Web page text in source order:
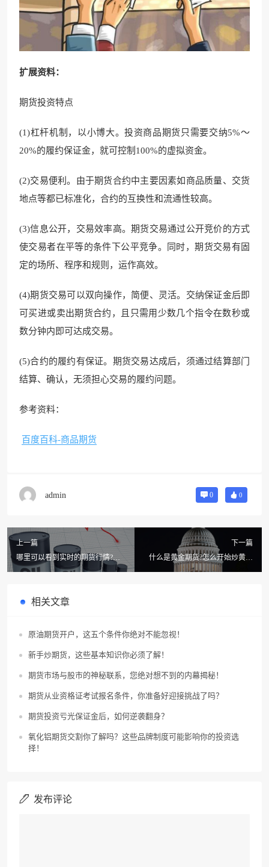
扩展资料：
期货投资特点
(1)杠杆机制，以小博大。投资商品期货只需要交纳5%～
20%的履约保证金，就可控制100%的虚拟资金。
(2)交易便利。由于期货合约中主要因素如商品质量、交货
地点等都已标准化，合约的互换性和流通性较高。
(3)信息公开，交易效率高。期货交易通过公开竞价的方式
使交易者在平等的条件下公平竞争。同时，期货交易有固
定的场所、程序和规则，运作高效。
(4)期货交易可以双向操作，简便、灵活。交纳保证金后即
可买进或卖出期货合约，且只需用少数几个指令在数秒或
数分钟内即可达成交易。
(5)合约的履约有保证。期货交易达成后，须通过结算部门
结算、确认，无须担心交易的履约问题。
参考资料：
百度百科-商品期货
admin 0 0
上一篇
哪里可以看到实时的期货行情?国
外期货行情在哪里看?
下一篇
什么是黄金期货?怎么开始炒黄金
相关文章
原油期货开户，这五个条件你绝对不能忽视！
新手炒期货，这些基本知识你必须了解！
期货市场与股市的神秘联系，您绝对想不到的内幕揭秘！
期货从业资格证考试报名条件，你准备好迎接挑战了吗？
期货投资亏光保证金后，如何逆袭翻身？
氧化铝期货交割你了解吗？这些品牌制度可能影响你的投资选
择！
发布评论